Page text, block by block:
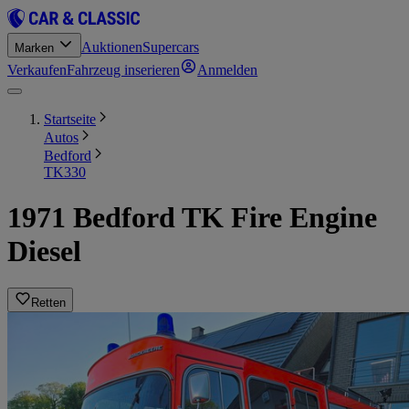
Marken AuktionenSupercars
VerkaufenFahrzeug inserieren Anmelden
Startseite
Autos
Bedford
TK330
1971 Bedford TK Fire Engine
Diesel
Retten